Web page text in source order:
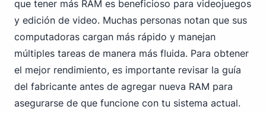
que tener más RAM es beneficioso para videojuegos
y edición de video. Muchas personas notan que sus
computadoras cargan más rápido y manejan
múltiples tareas de manera más fluida. Para obtener
el mejor rendimiento, es importante revisar la guía
del fabricante antes de agregar nueva RAM para
asegurarse de que funcione con tu sistema actual.